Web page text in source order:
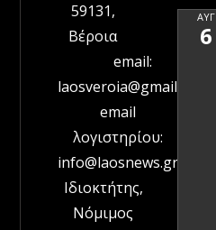
59131,
Βέροια
email:
laosveroia@gmail.com
email
λογιστηρίου:
info@laosnews.gr
Ιδιοκτήτης,
Νόμιμος
ΑΥΓ
6